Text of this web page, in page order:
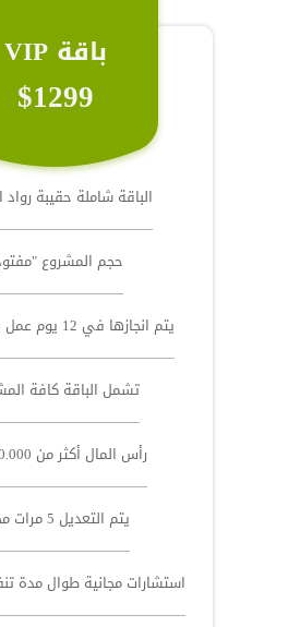
باقة VIP
$1299
الباقة شاملة حقيبة رواد
حجم المشروع
يتم انجازها في 12 يوم عمل بحد أقصى
تشمل الباقة كافة
رأس المال أكثر من 1.000.000$
يتم التعديل 5 مرات مجاناً
استشارات مجانية طوال مدة